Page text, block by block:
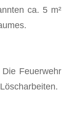
ca. 5 m²
Baumes.